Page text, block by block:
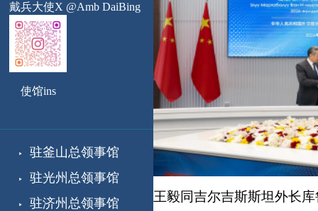
戴兵大使X @Amb DaiBing
使馆ins
驻釜山总领事馆
驻光州总领事馆
驻济州总领事馆
耶夫会谈 吉尔吉斯斯坦总统扎帕
喆雨知事 中国深圳原创舞剧《